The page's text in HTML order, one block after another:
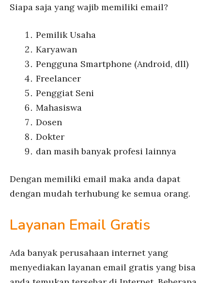
Siapa saja yang wajib memiliki email?
Pemilik Usaha
Karyawan
Pengguna Smartphone (Android, dll)
Freelancer
Penggiat Seni
Mahasiswa
Dosen
Dokter
dan masih banyak profesi lainnya
Dengan memiliki email maka anda dapat
dengan mudah terhubung ke semua orang.
Layanan Email Gratis
Ada banyak perusahaan internet yang
menyediakan layanan email gratis yang bisa